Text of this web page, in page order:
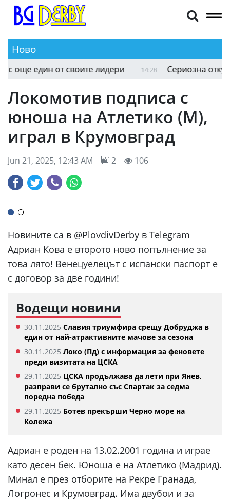
Ново
един от своите лидери Сериозна откупна
Локомотив подписа с
юноша на Атлетико (М),
играл в Крумовград
Jun 21, 2025, 12:43 AM 2 106
Новините са в @PlovdivDerby в Telegram
Адриан Кова е второто ново попълнение за
това лято! Венецуелецът с испански паспорт е
с договор за две години!
Водещи новини
30.11.2025 Славия триумфира срещу Добруджа в
един от най-атрактивните мачове за сезона
30.11.2025 Локо (Пд) с информация за феновете
преди визитата на ЦСКА
29.11.2025 ЦСКА продължава да лети при Янев,
разправи се брутално със Спартак за седма
поредна победа
29.11.2025 Ботев прекърши Черно море на
Колежа
Адриан е роден на 13.02.2001 година и играе
като десен бек. Юноша е на Атлетико (Мадрид).
Минал е през отборите на Рекре Гранада,
Логронес и Крумовград. Има двубои и за